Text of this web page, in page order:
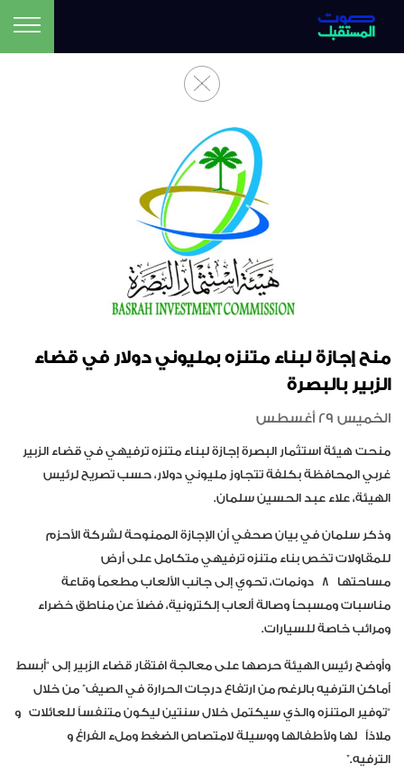
منح إجازة لبناء متنزه بمليوني دولار في قضاء
الزبير بالبصرة
الخميس 29 أغسطس
منحت هيئة استثمار البصرة إجازة لبناء متنزه ترفيهي في قضاء الزبير
غربي المحافظة بكلفة تتجاوز مليوني دولار، حسب تصريح لرئيس
الهيئة، علاء عبد الحسين سلمان.
وذكر سلمان في بيان صحفي أن الإجازة الممنوحة لشركة الأحزم
للمقاولات تخص بناء متنزه ترفيهي متكامل على أرض
مساحتها 8 دونمات، تحوي إلى جانب الألعاب مطعماً وقاعة
مناسبات ومسبحاً وصالة ألعاب إلكترونية، فضلاً عن مناطق خضراء
ومرائب خاصة للسيارات.
وأوضح رئيس الهيئة حرصها على معالجة افتقار قضاء الزبير إلى “أبسط
أماكن الترفيه بالرغم من ارتفاع درجات الحرارة في الصيف” من خلال
“توفير المتنزه والذي سيكتمل خلال سنتين ليكون متنفساً للعائلات و
ملاذاً لها ولأطفالها ووسيلة لامتصاص الضغط وملء الفراغ و
الترفيه.”